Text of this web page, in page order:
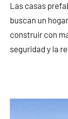
Las casas
buscan un
construir con
seguridad y la